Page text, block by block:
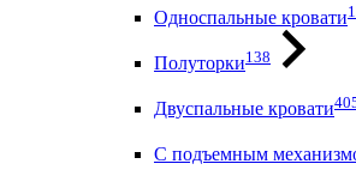
Односпальные кровати
Полуторки138
Двуспальные кровати
С подъемным